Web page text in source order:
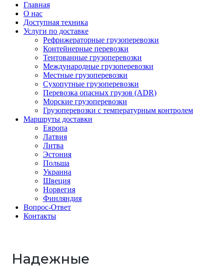
Главная
О нас
Доступная техника
Услуги по доставке
Рефрижераторные грузоперевозки
Контейнерные перевозки
Тентованные грузоперевозки
Международные грузоперевозки
Местные грузоперевозки
Сухопутные грузоперевозки
Перевозка опасных грузов (ADR)
Морские грузоперевозки
Грузоперевозки с температурным контролем
Маршруты доставки
Европа
Латвия
Литва
Эстония
Польша
Украина
Швеция
Норвегия
Финляндия
Вопрос-Ответ
Контакты
Надежные